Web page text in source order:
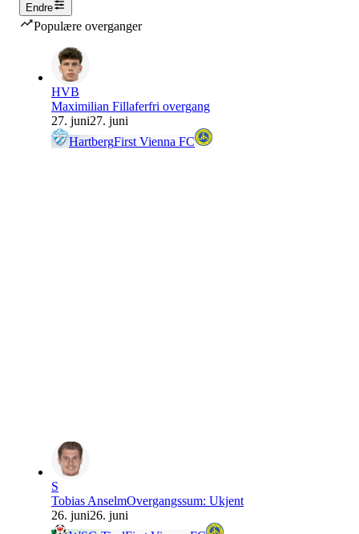
Endre
Populære overganger
HVB
Maximilian Fillaferfri overgang
27. juni27. juni
HartbergFirst Vienna FC
S
Tobias AnselmOvergangssum: Ukjent
26. juni26. juni